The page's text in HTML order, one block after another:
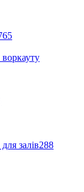
залів288